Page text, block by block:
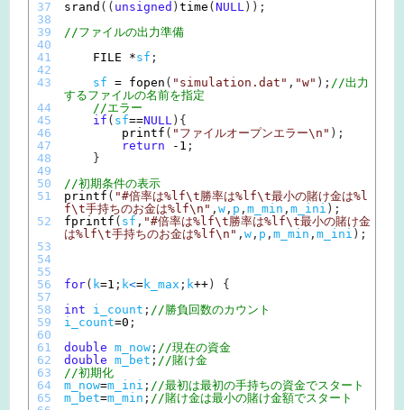
37
38
39
40
41
42
43
44
45
46
47
48
49
50
51
52
53
54
55
56
57
58
59
60
61
62
63
64
65
srand ( ( unsigned ) time ( NULL ) ) ;
//ファイルの出力準備
FILE *sf ;
sf = fopen ( "simulation.dat" , "w" ) ; //出力
するファイルの名前を指定
//エラー
if ( sf==NULL ) {
printf ( "ファイルオープンエラー\n" ) ;
return
- 1 ;
}
//初期条件の表示
printf ( "#倍率は%lf\t勝率は%lf\t最小の賭け金は%l
f\t手持ちのお金は%lf\n" , w , p , m_min , m_ini ) ;
fprintf ( sf , "#倍率は%lf\t勝率は%lf\t最小の賭け金
は%lf\t手持ちのお金は%lf\n" , w , p , m_min , m_ini ) ;
for( k=1 ; k<=k_max ; k++ )
{
int
i_count ; //勝負回数のカウント
i_count=0 ;
double m_now ; //現在の資金
double m_bet ; //賭け金
//初期化
m_now=m_ini ; //最初は最初の手持ちの資金でスタート
m_bet=m_min ; //賭け金は最小の賭け金額でスタート